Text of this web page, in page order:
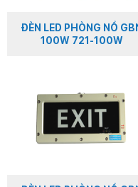
ĐÈN LED PHÒNG NỔ
100W 721-100W